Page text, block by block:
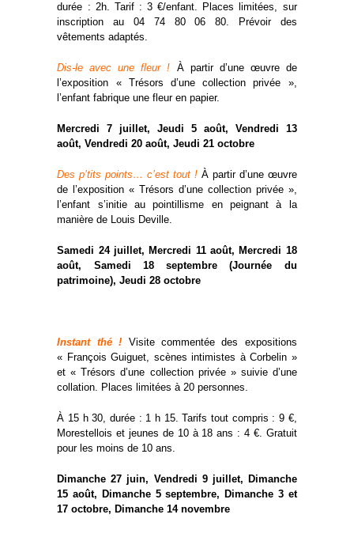
durée : 2h. Tarif : 3 €/enfant. Places limitées, sur
inscription au 04 74 80 06 80. Prévoir des
vêtements adaptés.
Dis-le avec une fleur ! À partir d’une œuvre de
l’exposition « Trésors d’une collection privée »,
l’enfant fabrique une fleur en papier.
Mercredi 7 juillet, Jeudi 5 août, Vendredi 13
août, Vendredi 20 août, Jeudi 21 octobre
Des p’tits points… c’est tout ! À partir d’une œuvre
de l’exposition « Trésors d’une collection privée »,
l’enfant s’initie au pointillisme en peignant à la
manière de Louis Deville.
Samedi 24 juillet, Mercredi 11 août, Mercredi 18
août, Samedi 18 septembre (Journée du
patrimoine), Jeudi 28 octobre
Instant thé ! Visite commentée des expositions
« François Guiguet, scènes intimistes à Corbelin »
et « Trésors d’une collection privée » suivie d’une
collation. Places limitées à 20 personnes.
À 15 h 30, durée : 1 h 15. Tarifs tout compris : 9 €,
Morestellois et jeunes de 10 à 18 ans : 4 €. Gratuit
pour les moins de 10 ans.
Dimanche 27 juin, Vendredi 9 juillet, Dimanche
15 août, Dimanche 5 septembre, Dimanche 3 et
17 octobre, Dimanche 14 novembre